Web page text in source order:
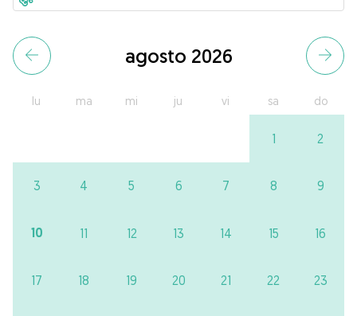
agosto 2026
lu ma mi ju vi sa do
1 2
3 4 5 6 7 8 9
10 11 12 13 14 15 16
17 18 19 20 21 22 23